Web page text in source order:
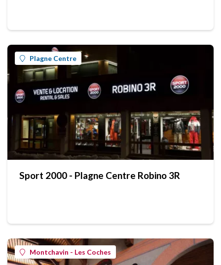
Plagne Centre
Sport 2000 - Plagne Centre Robino 3R
Montchavin - Les Coches